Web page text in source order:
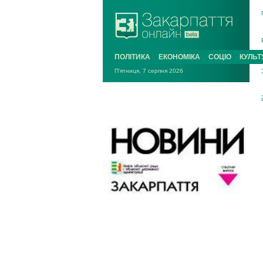
ПОЛІТИКА ЕКОНОМІКА СОЦІО
П'ятниця, 7 серпня 2026